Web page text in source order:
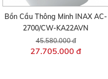
Bồn Cầu Thông Minh INAX AC-
2700/CW-KA22AVN
45.580.000 đ
27.705.000 đ